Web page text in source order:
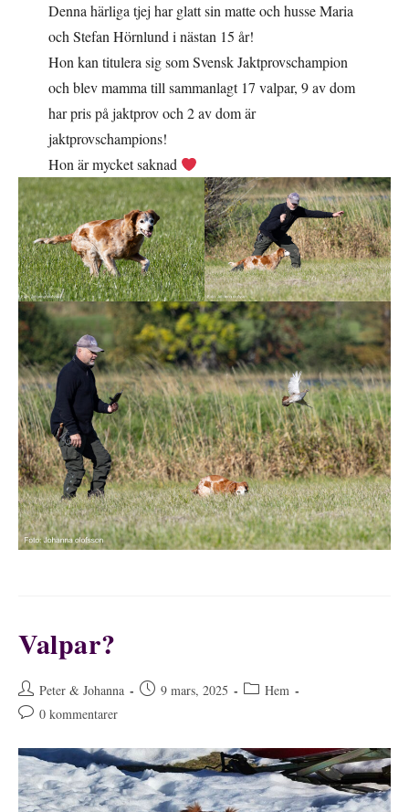
Denna härliga tjej har glatt sin matte och husse Maria
och Stefan Hörnlund i nästan 15 år!
Hon kan titulera sig som Svensk Jaktprovschampion
och blev mamma till sammanlagt 17 valpar, 9 av dom
har pris på jaktprov och 2 av dom är
jaktprovschampions!
Hon är mycket saknad
Valpar?
Inläggsförfattare:
Peter & Johanna
Inlägget9 mars, 2025 Inläggskategori:
Hem
Kommentarer
inlägget:
0 kommentarer